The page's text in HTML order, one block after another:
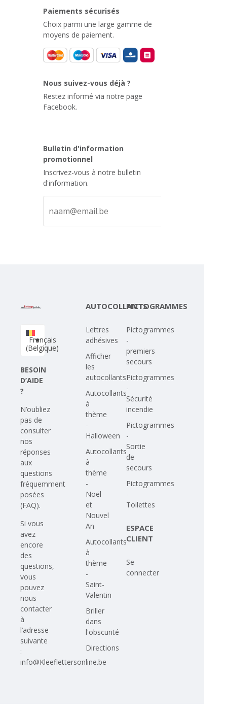
Paiements sécurisés
Choix parmi une large gamme de
moyens de paiement.
Nous suivez-vous déjà ?
Restez informé via notre page
Facebook.
Bulletin d'information
promotionnel
Inscrivez-vous à notre bulletin
d'information.
Français
(Belgique)
BESOIN
D’AIDE
?
N’oubliez
pas de
consulter
nos
réponses
aux
questions
fréquemment
posées
(FAQ).
Si vous
avez
encore
des
questions,
vous
pouvez
nous
contacter
à
l’adresse
suivante
:
info@Kleeflettersonline.be
AUTOCOLLANTS
Lettres
adhésives
Afficher
les
autocollants
Autocollants
à
thème
-
Halloween
Autocollants
à
thème
-
Noël
et
Nouvel
An
Autocollants
à
thème
-
Saint-
Valentin
Briller
dans
l'obscurité
Directions
PICTOGRAMMES
Pictogrammes
-
premiers
secours
Pictogrammes
-
Sécurité
incendie
Pictogrammes
-
Sortie
de
secours
Pictogrammes
-
Toilettes
ESPACE
CLIENT
Se
connecter